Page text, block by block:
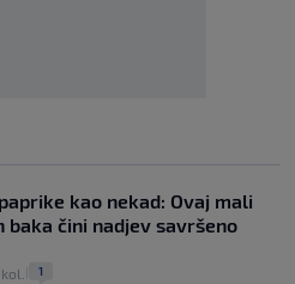
kao nekad: Ovaj mali
baka čini nadjev savršeno
1